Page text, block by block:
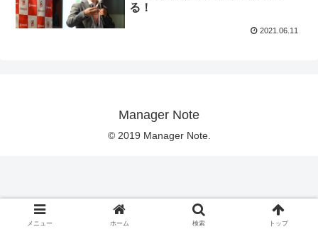
る！
2021.06.11
Manager Note
© 2019 Manager Note.
メニュー ホーム 検索 トップ